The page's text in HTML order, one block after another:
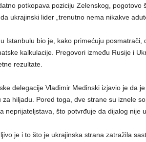
potkopava poziciju Zelenskog, pogotovo
ukrajinski lider „trenutno nema nikakve
Istanbulu bio je, kako primećuju
kalkulacije. Pregovori između Rusije i
rezultate.
delegacije Vladimir Medinski izjavio je da
za hiljadu. Pored toga, dve strane su iznele
neprijateljstava, što potvrđuje da dijalog nije
je i to što je ukrajinska strana zatražila